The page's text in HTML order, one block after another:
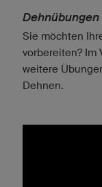
Sie möchten
vorbereiten? Im
weitere
Dehnen.